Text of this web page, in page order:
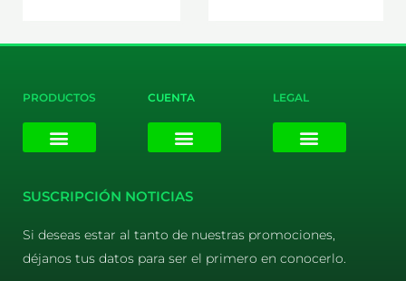
PRODUCTOS CUENTA LEGAL
SUSCRIPCIÓN NOTICIAS
Si deseas estar al tanto de nuestras promociones,
déjanos tus datos para ser el primero en conocerlo.